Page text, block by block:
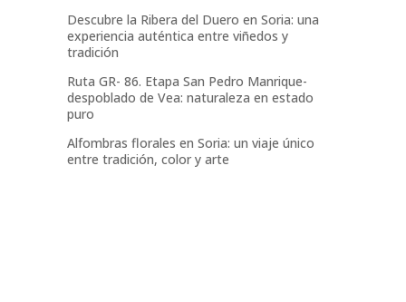
Descubre la Ribera del Duero en Soria: una
experiencia auténtica entre viñedos y
tradición
Ruta GR- 86. Etapa San Pedro Manrique-
despoblado de Vea: naturaleza en estado
puro
Alfombras florales en Soria: un viaje único
entre tradición, color y arte